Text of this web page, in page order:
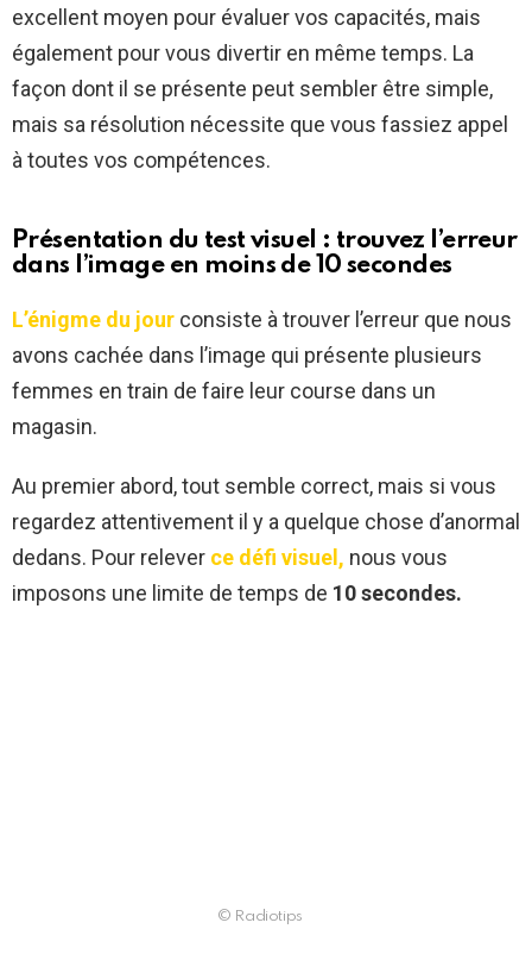
excellent moyen pour évaluer vos capacités, mais
également pour vous divertir en même temps. La
façon dont il se présente peut sembler être simple,
mais sa résolution nécessite que vous fassiez appel
à toutes vos compétences.
Présentation du test visuel : trouvez l’erreur
dans l’image en moins de 10 secondes
L’énigme du jour consiste à trouver l’erreur que nous
avons cachée dans l’image qui présente plusieurs
femmes en train de faire leur course dans un
magasin.
Au premier abord, tout semble correct, mais si vous
regardez attentivement il y a quelque chose d’anormal
dedans. Pour relever ce défi visuel, nous vous
imposons une limite de temps de 10 secondes.
© Radiotips